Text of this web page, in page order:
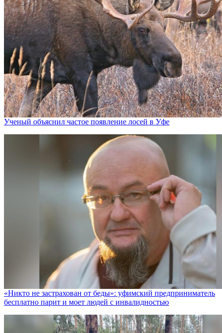
Ученый объяснил частое появление лосей в Уфе
«Никто не заcтрахован от беды»: уфимский предприниматель
бесплатно парит и моет людей с инвалидностью